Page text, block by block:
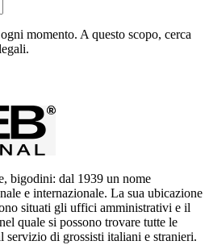
momento. A questo scopo, cerca
bigodini: dal 1939 un nome
e internazionale. La sua ubicazione
situati gli uffici amministrativi e il
quale si possono trovare tutte le
di grossisti italiani e stranieri.